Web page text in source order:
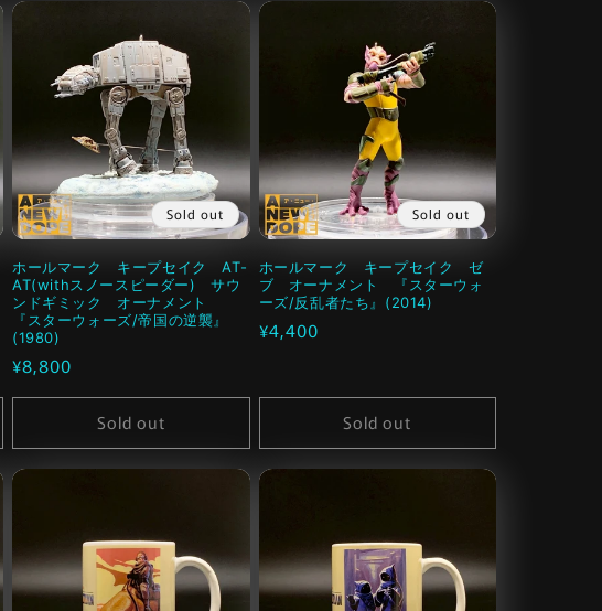
Sold out
ホールマーク キープセイク AT-
AT(withスノースピーダー) サウ
ンドギミック オーナメント
『スターウォーズ/帝国の逆襲』
(1980)
通
常
格
¥8,800
Sold out
Sold out
ホールマーク キープセイク ゼ
ブ オーナメント 『スターウォ
ーズ/反乱者たち』(2014)
通
¥4,400
Sold out